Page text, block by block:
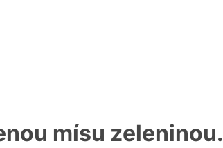
mísu zeleninou.